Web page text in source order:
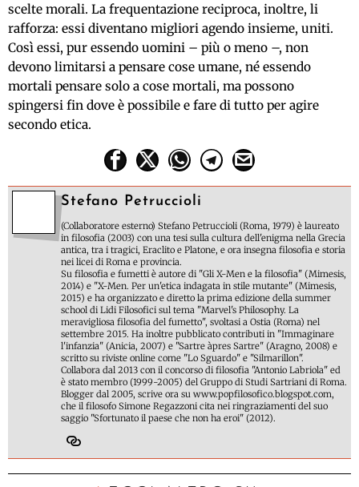
scelte morali. La frequentazione reciproca, inoltre, li
rafforza: essi diventano migliori agendo insieme, uniti.
Così essi, pur essendo uomini – più o meno –, non
devono limitarsi a pensare cose umane, né essendo
mortali pensare solo a cose mortali, ma possono
spingersi fin dove è possibile e fare di tutto per agire
secondo etica.
Stefano Petruccioli
(Collaboratore esterno) Stefano Petruccioli (Roma, 1979) è laureato
in filosofia (2003) con una tesi sulla cultura dell'enigma nella Grecia
antica, tra i tragici, Eraclito e Platone, e ora insegna filosofia e storia
nei licei di Roma e provincia.
Su filosofia e fumetti è autore di "Gli X-Men e la filosofia" (Mimesis,
2014) e "X-Men. Per un'etica indagata in stile mutante" (Mimesis,
2015) e ha organizzato e diretto la prima edizione della summer
school di Lidi Filosofici sul tema "Marvel's Philosophy. La
meravigliosa filosofia del fumetto", svoltasi a Ostia (Roma) nel
settembre 2015. Ha inoltre pubblicato contributi in "Immaginare
l'infanzia" (Anicia, 2007) e "Sartre àpres Sartre" (Aragno, 2008) e
scritto su riviste online come "Lo Sguardo" e "Silmarillon".
Collabora dal 2013 con il concorso di filosofia "Antonio Labriola" ed
è stato membro (1999-2005) del Gruppo di Studi Sartriani di Roma.
Blogger dal 2005, scrive ora su www.popfilosofico.blogspot.com,
che il filosofo Simone Regazzoni cita nei ringraziamenti del suo
saggio "Sfortunato il paese che non ha eroi" (2012).